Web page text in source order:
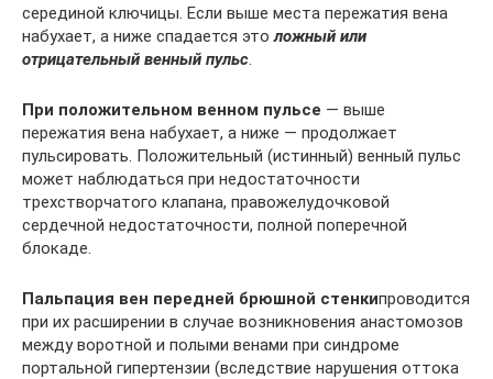
серединой ключицы. Если выше места пережатия вена
набухает, а ниже спадается этоложный или
отрицательный венный пульс
При положительном венном пульсе — выше
пережатия вена набухает, а ниже — продолжает
пульсировать. Положительный (истинный) венный пульс
может наблюдаться при недостаточности
трехстворчатого клапана, правожелудочковой
сердечной недостаточности, полной поперечной
блокаде.
Пальпация вен передней брюшной стенкипроводится
при их расширении в случае возникновения анастомозов
между воротной и полыми венами при синдроме
портальной гипертензии (вследствие нарушения оттока